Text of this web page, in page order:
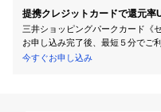
提携クレジットカードで還元率
三井ショッピングパークカード《
お申し込み完了後、最短５分でご
今すぐお申し込み